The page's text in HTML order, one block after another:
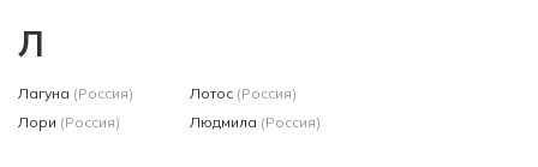
Л
Лагуна (Россия)
Лори (Россия)
Лотос (Россия)
Людмила (Россия)